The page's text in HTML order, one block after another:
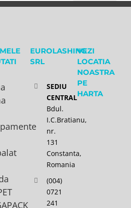
EUROLASHING
SRL
SEDIU
CENTRAL
Bdul.
I.C.Bratianu,
nr.
131
Constanta,
Romania
(004)
0721
241
VEZI
LOCATIA
NOASTRA
PE
HARTA